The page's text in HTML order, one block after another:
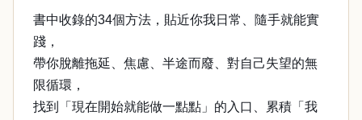
書中收錄的34個方法，貼近你我日常、隨手就能實
踐，
帶你脫離拖延、焦慮、半途而廢、對自己失望的無
限循環，
找到「現在開始就能做一點點」的入口、累積「我